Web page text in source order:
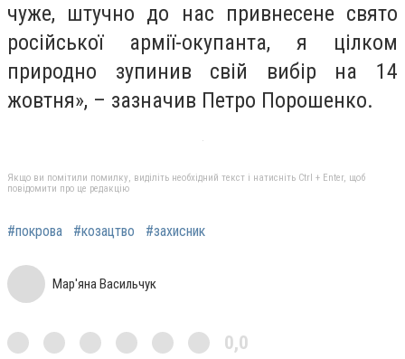
чуже, штучно до нас привнесене свято
російської армії-окупанта, я цілком
природно зупинив свій вибір на 14
жовтня», – зазначив Петро Порошенко.
Якщо ви помітили помилку, виділіть необхідний текст і натисніть Ctrl + Enter, щоб
повідомити про це редакцію
#покрова #козацтво #захисник
Мар'яна Васильчук
0,0